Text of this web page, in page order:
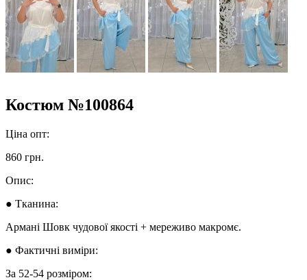
Костюм №100864
Ціна опт:
860 грн.
Опис:
● Тканина:
Армані Шовк чудової якості + мереживо макромє.
● Фактичні виміри:
За 52-54 розміром: